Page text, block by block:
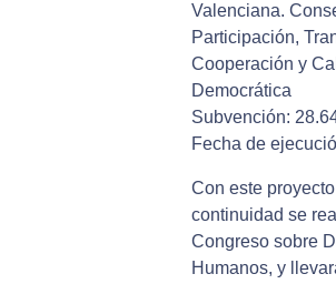
Valenciana.
Participación,
Cooperación y
Democrática
Subvención:
Fecha de
Con este
continuidad se
Congreso sobre
Humanos, y